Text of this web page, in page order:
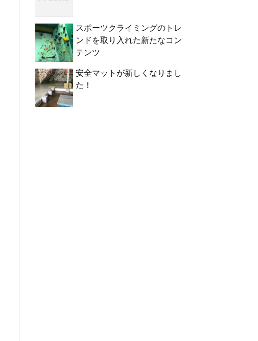
スポーツクライミングのトレ
ンドを取り入れた新たなコン
テンツ
安全マットが新しくなりまし
た！